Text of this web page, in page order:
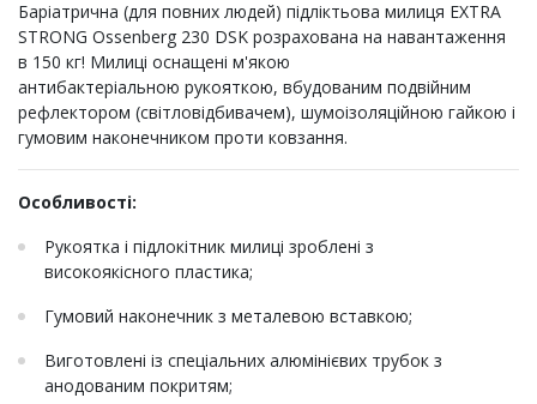
Баріатрична (для повних людей) підліктьова милиця EXTRA
STRONG Ossenberg 230 DSK розрахована на навантаження
в 150 кг! Милиці оснащені м'якою
антибактеріальною рукояткою, вбудованим подвійним
рефлектором (світловідбивачем), шумоізоляційною гайкою і
гумовим наконечником проти ковзання.
Особливості:
Рукоятка і підлокітник милиці зроблені з
високоякісного пластика;
Гумовий наконечник з металевою вставкою;
Виготовлені із спеціальних алюмінієвих трубок з
анодованим покритям;